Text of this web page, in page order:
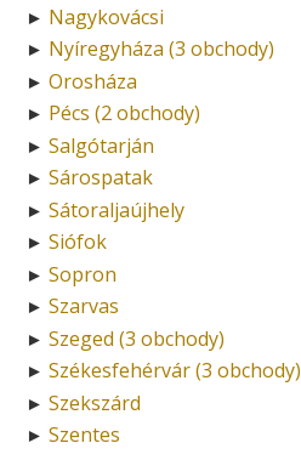
► Nagykovácsi
► Nyíregyháza (3 obchody)
► Orosháza
► Pécs (2 obchody)
► Salgótarján
► Sárospatak
► Sátoraljaújhely
► Siófok
► Sopron
► Szarvas
► Szeged (3 obchody)
► Székesfehérvár (3 obchody)
► Szekszárd
► Szentes